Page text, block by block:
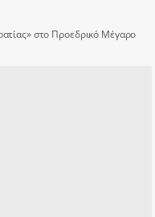
στο Προεδρικό Μέγαρο